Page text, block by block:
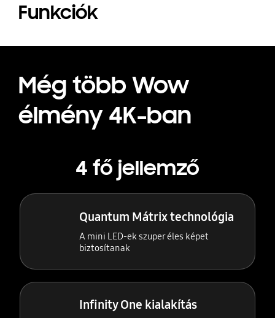
Funkciók
Még több Wow
élmény 4K-ban
4 fő jellemző
Quantum Mátrix technológia
A mini LED-ek szuper éles képet
biztosítanak
Infinity One kialakítás